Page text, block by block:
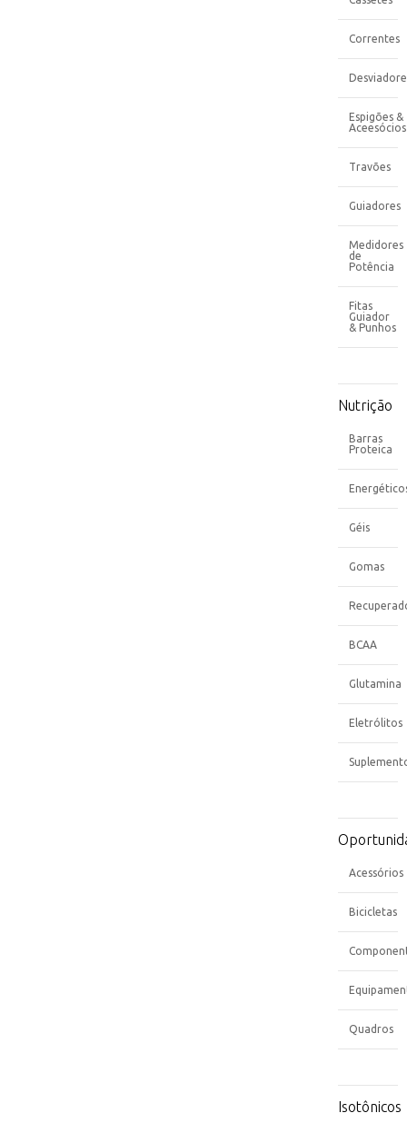
Correntes
Espigões &
Aceesócios
Travões
Guiadores
Medidores
de
Potência
Fitas
Guiador
& Punhos
Nutrição
Barras
Proteica
Géis
Gomas
BCAA
Glutamina
Eletrólitos
Acessórios
Bicicletas
Quadros
Isotônicos